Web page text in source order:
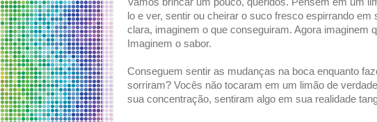
Vamos brincar um pouco, queridos. Pensem em um
lo e ver, sentir ou cheirar o suco fresco espirrando
clara, imaginem o que conseguiram. Agora imaginem
Imaginem o sabor.
Conseguem sentir as mudanças na boca enquanto
sorriram? Vocês não tocaram em um limão de
sua concentração, sentiram algo em sua realidade